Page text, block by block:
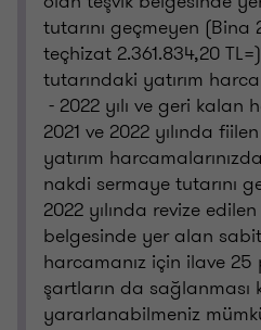
tutarını geçmeyen (Bina
teçhizat 2.361.834,20
tutarındaki yatırım
- 2022 yılı ve geri kalan
2021 ve 2022 yılında
yatırım
nakdi sermaye tutarını
2022 yılında revize
belgesinde yer alan sabit
harcamanız için ilave
şartların da sağlanması
yararlanabilmeniz